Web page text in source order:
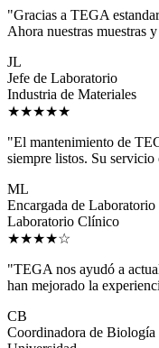
"Gracias a TEGA
Ahora nuestras muestras
JL
Jefe de Laboratorio
Industria de Materiales
★★★★★
"El mantenimiento de
siempre listos. Su
ML
Encargada de Laboratorio
Laboratorio Clínico
★★★★☆
"TEGA nos ayudó a
han mejorado la
CB
Coordinadora de Biología